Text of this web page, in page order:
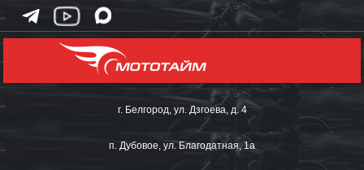
г. Белгород, ул. Дзгоева, д. 4
п. Дубовое, ул. Благодатная, 1а